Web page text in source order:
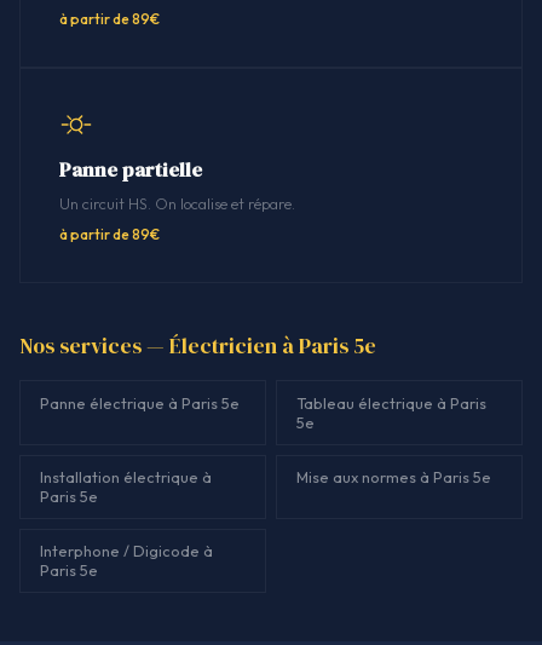
à partir de 89€
Panne partielle
Un circuit HS. On localise et répare.
à partir de 89€
Nos services — Électricien à Paris 5e
Panne électrique à Paris 5e
Tableau électrique à Paris
5e
Installation électrique à
Paris 5e
Mise aux normes à Paris 5e
Interphone / Digicode à
Paris 5e